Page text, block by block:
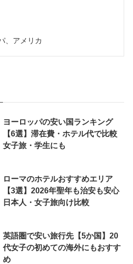
、アメリカ
ヨーロッパの安い国ランキング
【6選】滞在費・ホテル代で比較
女子旅・学生にも
ローマのホテルおすすめエリア
【3選】2026年聖年も治安も安心
日本人・女子旅向け比較
英語圏で安い旅行先【5か国】20
代女子の初めての海外にもおすす
め